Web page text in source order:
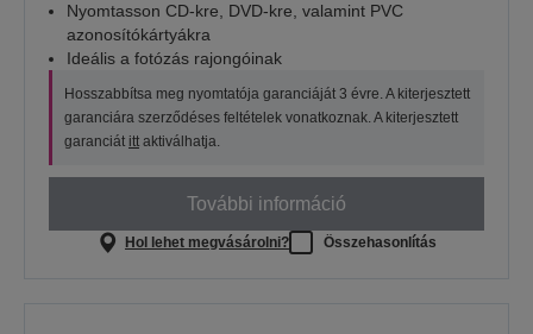
Nyomtasson CD-kre, DVD-kre, valamint PVC
azonosítókártyákra
Ideális a fotózás rajongóinak
Hosszabbítsa meg nyomtatója garanciáját 3 évre. A kiterjesztett
garanciára szerződéses feltételek vonatkoznak. A kiterjesztett
garanciát itt aktiválhatja.
További információ
Hol lehet megvásárolni? Összehasonlítás